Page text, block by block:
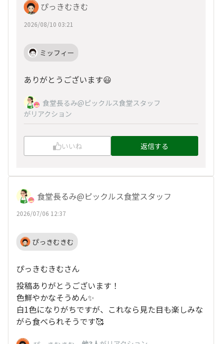
ぴっきむきむ
2026/08/10 03:21
ミッフィー
ありがとうございます😃
食堂長るみ@ピックルス食堂スタッフ
がリアクション
いいね 返信する
食堂長るみ@ピックルス食堂スタッフ
2026/07/06 12:37
ぴっきむきむ
ぴっきむきむさん
投稿ありがとうございます！
色鮮やかなそうめん✨
白1色になりがちですが、これなら見た目も楽しみな
がら食べられそうです🥰